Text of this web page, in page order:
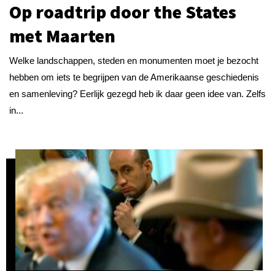
Op roadtrip door the States
met Maarten
Welke landschappen, steden en monumenten moet je bezocht
hebben om iets te begrijpen van de Amerikaanse geschiedenis
en samenleving? Eerlijk gezegd heb ik daar geen idee van. Zelfs
in...